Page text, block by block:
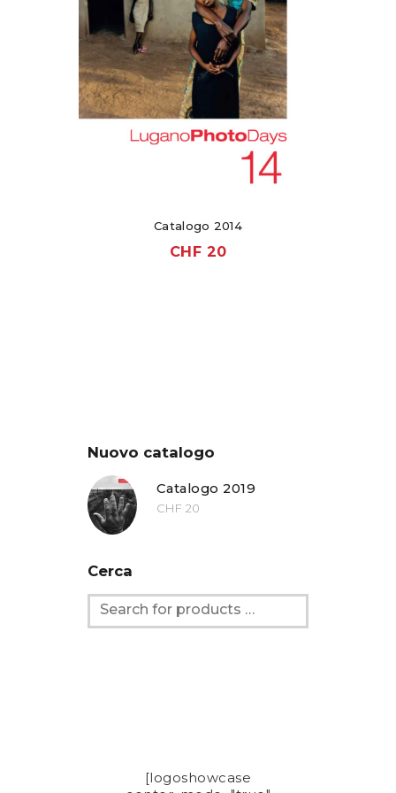
Catalogo 2014
CHF 20
Nuovo catalogo
Catalogo 2019
CHF 20
Cerca
[logoshowcase